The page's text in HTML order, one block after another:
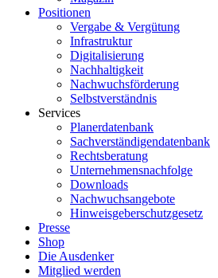
Positionen
Vergabe & Vergütung
Infrastruktur
Digitalisierung
Nachhaltigkeit
Nachwuchsförderung
Selbstverständnis
Services
Planerdatenbank
Sachverständigendatenbank
Rechtsberatung
Unternehmensnachfolge
Downloads
Nachwuchsangebote
Hinweisgeberschutzgesetz
Presse
Shop
Die Ausdenker
Mitglied werden